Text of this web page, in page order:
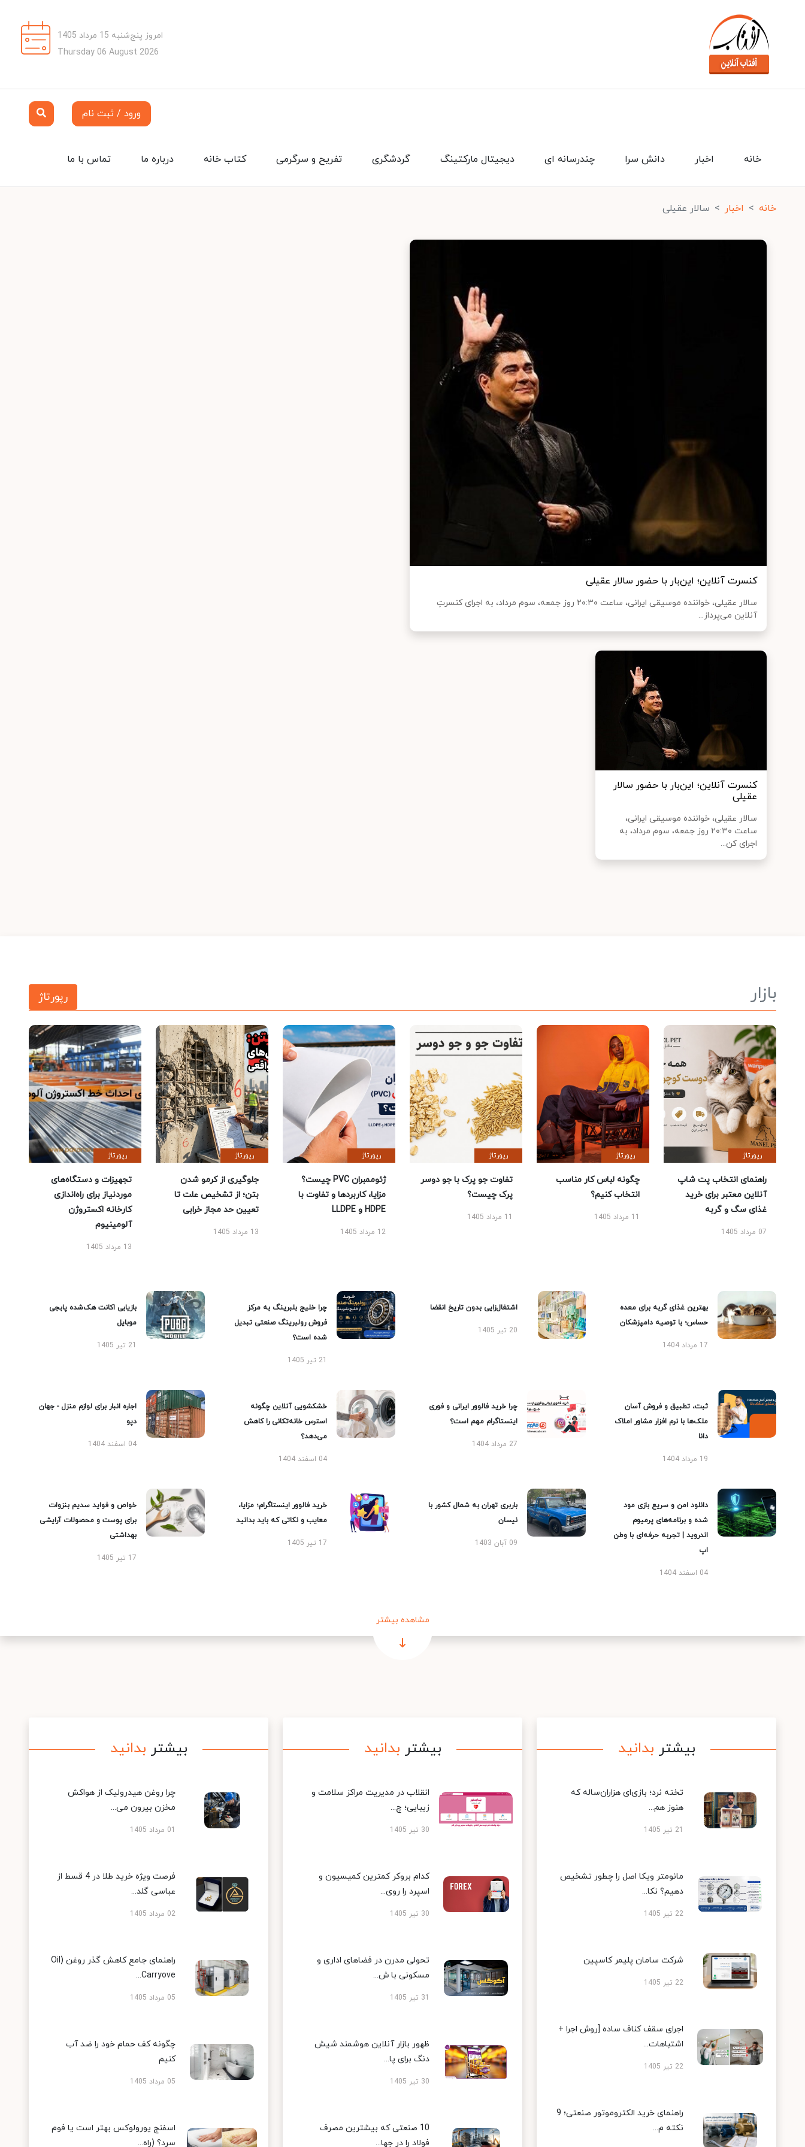
امروز پنج‌شنبه 15 مرداد 1405
Thursday 06 August 2026
ورود / ثبت نام
تماس با ما درباره ما کتاب خانه تفریح و سرگرمی گردشگری دیجیتال مارکتینگ چندرسانه ای دانش سرا اخبار خانه
خانه اخبار سالار عقیلی
کنسرت آنلاین؛ این‌بار با حضور سالار عقیلی
سالار عقیلی، خواننده‌ موسیقی ایرانی، ساعت ۲۰:۳۰ روز جمعه، سوم مرداد، به اجرای کنسرتِ
آنلاین می‌پرداز...
کنسرت آنلاین؛ این‌بار با حضور سالار
عقیلی
سالار عقیلی، خواننده‌ موسیقی ایرانی،
ساعت ۲۰:۳۰ روز جمعه، سوم مرداد، به
اجرای کن...
بازار رپورتاژ
رپورتاژ
راهنمای انتخاب پت شاپ
آنلاین معتبر برای خرید
غذای سگ و گربه
07 مرداد 1405
رپورتاژ
چگونه لباس کار مناسب
انتخاب کنیم؟
11 مرداد 1405
رپورتاژ
تفاوت جو پرک با جو دوسر
پرک چیست؟
11 مرداد 1405
رپورتاژ
ژئوممبران PVC چیست؟
مزایا، کاربردها و تفاوت با
HDPE و LLDPE
12 مرداد 1405
رپورتاژ
جلوگیری از کرمو شدن
بتن؛ از تشخیص علت تا
تعیین حد مجاز خرابی
13 مرداد 1405
رپورتاژ
تجهیزات و دستگاه‌های
موردنیاز برای راه‌اندازی
کارخانه اکستروژن
آلومینیوم
13 مرداد 1405
بهترین غذای گربه برای معده
حساس؛ با توصیه دامپزشکان
17 مرداد 1404
اشتغال‌زایی بدون تاریخ انقضا
20 تیر 1405
چرا خلیج بلبرینگ به مرکز
فروش رولبرینگ صنعتی تبدیل
شده است؟
21 تیر 1405
بازیابی اکانت هک‌شده پابجی
موبایل
21 تیر 1405
ثبت، تطبیق و فروش آسان
ملک‌ها با نرم افزار مشاور املاک
دانا
19 مرداد 1404
چرا خرید فالوور ایرانی و فوری
اینستاگرام مهم است؟
27 مرداد 1404
خشکشویی آنلاین چگونه
استرس خانه‌تکانی را کاهش
می‌دهد؟
04 اسفند 1404
اجاره انبار برای لوازم منزل - جهان
دپو
04 اسفند 1404
دانلود امن و سریع بازی مود
شده و برنامه‌های پرمیوم
اندروید | تجربه حرفه‌ای با وطن
اپ
04 اسفند 1404
باربری تهران به شمال کشور با
نیسان
09 آبان 1403
خرید فالوور اینستاگرام؛ مزایا،
معایب و نکاتی که باید بدانید
17 تیر 1405
خواص و فواید سدیم بنزوات
برای پوست و محصولات آرایشی
بهداشتی
17 تیر 1405
مشاهده بیشتر
بیشتر بدانید
تخته نرد؛ بازی‌ای هزاران‌ساله که
هنوز هم...
21 تیر 1405
مانومتر ویکا اصل را چطور تشخیص
دهیم؟ نکا...
22 تیر 1405
شرکت سامان پلیمر کاسپین
22 تیر 1405
اجرای سقف کناف ساده [روش اجرا +
اشتباهات...
22 تیر 1405
راهنمای خرید الکتروموتور صنعتی؛ 9
نکته م...
بیشتر بدانید
انقلاب در مدیریت مراکز سلامت و
زیبایی؛ چ...
30 تیر 1405
کدام بروکر کمترین کمیسیون و
اسپرد را روی...
30 تیر 1405
تحولی مدرن در فضاهای اداری و
مسکونی با ش...
31 تیر 1405
ظهور بازار آنلاین هوشمند شیش
دنگ برای پا...
30 تیر 1405
10 صنعتی که بیشترین مصرف
فولاد را در جها...
بیشتر بدانید
چرا روغن هیدرولیک از هواکش
مخزن بیرون می...
01 مرداد 1405
فرصت ویژه خرید طلا در 4 قسط از
عباسی گلد...
02 مرداد 1405
راهنمای جامع کاهش گذر روغن (Oil
Carryove...
05 مرداد 1405
چگونه کف حمام خود را ضد آب
کنیم
05 مرداد 1405
اسفنج یورولوکس بهتر است یا فوم
سرد؟ (راه...